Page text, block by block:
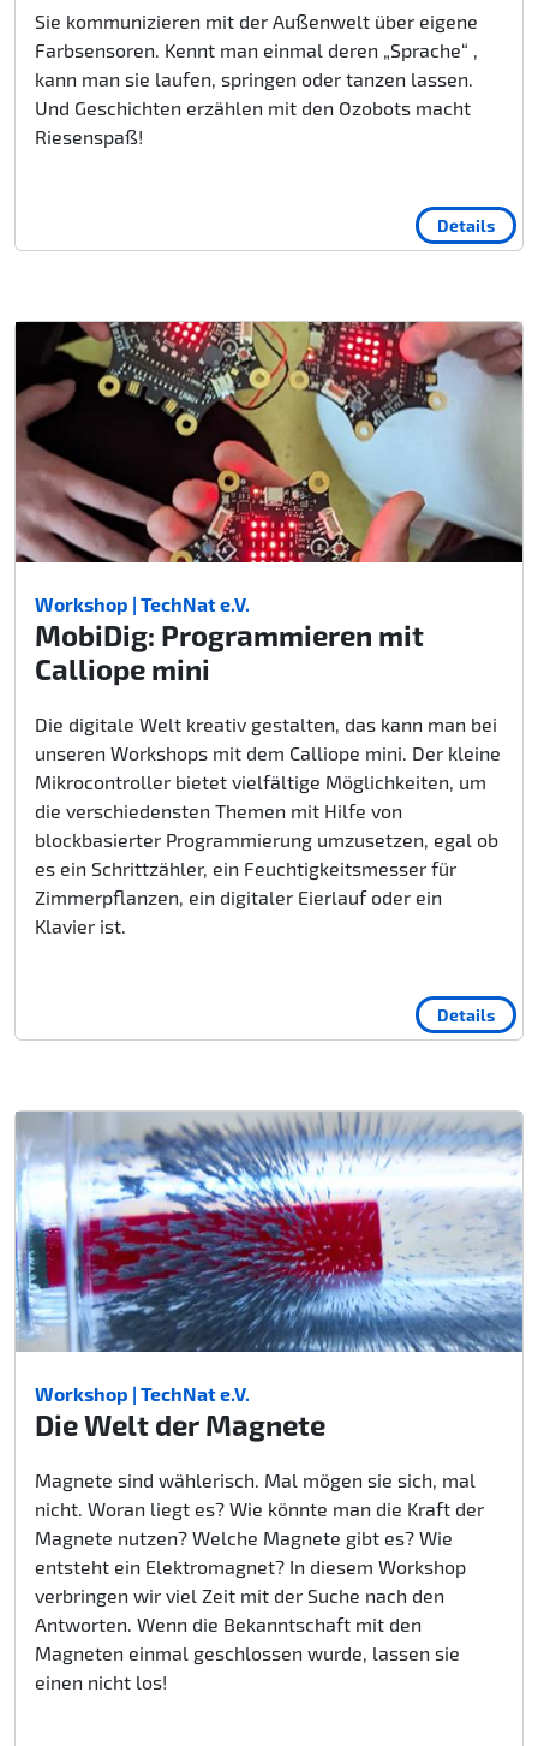
Sie kommunizieren mit der Außenwelt über eigene
Farbsensoren. Kennt man einmal deren „Sprache“ ,
kann man sie laufen, springen oder tanzen lassen.
Und Geschichten erzählen mit den Ozobots macht
Riesenspaß!
Details
Workshop | TechNat e.V.
MobiDig: Programmieren mit
Calliope mini
Die digitale Welt kreativ gestalten, das kann man bei
unseren Workshops mit dem Calliope mini. Der kleine
Mikrocontroller bietet vielfältige Möglichkeiten, um
die verschiedensten Themen mit Hilfe von
blockbasierter Programmierung umzusetzen, egal ob
es ein Schrittzähler, ein Feuchtigkeitsmesser für
Zimmerpflanzen, ein digitaler Eierlauf oder ein
Klavier ist.
Details
Workshop | TechNat e.V.
Die Welt der Magnete
Magnete sind wählerisch. Mal mögen sie sich, mal
nicht. Woran liegt es? Wie könnte man die Kraft der
Magnete nutzen? Welche Magnete gibt es? Wie
entsteht ein Elektromagnet? In diesem Workshop
verbringen wir viel Zeit mit der Suche nach den
Antworten. Wenn die Bekanntschaft mit den
Magneten einmal geschlossen wurde, lassen sie
einen nicht los!